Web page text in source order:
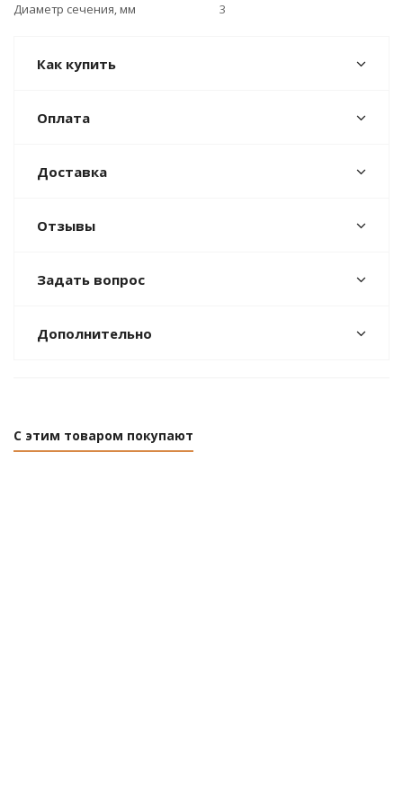
Диаметр сечения, мм
3
Как купить
Оплата
Доставка
Отзывы
Задать вопрос
Дополнительно
С этим товаром покупают